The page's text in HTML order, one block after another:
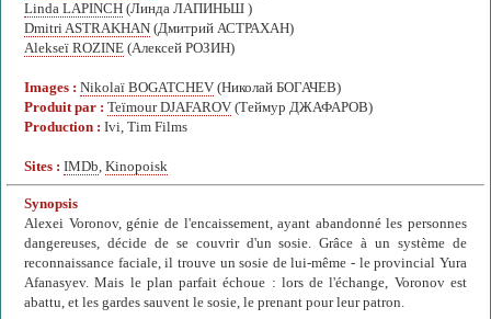
Linda LAPINCH (Линда ЛАПИНЬШ )
Dmitri ASTRAKHAN (Дмитрий АСТРАХАН)
Alekseï ROZINE (Алексей РОЗИН)
Images : Nikolaï BOGATCHEV (Николай БОГАЧЕВ)
Produit par : Teïmour DJAFAROV (Теймур ДЖАФАРОВ)
Production : Ivi, Tim Films
Sites : IMDb, Kinopoisk
Synopsis
Alexei Voronov, génie de l'encaissement, ayant abandonné les personnes
dangereuses, décide de se couvrir d'un sosie. Grâce à un système de
reconnaissance faciale, il trouve un sosie de lui-même - le provincial Yura
Afanasyev. Mais le plan parfait échoue : lors de l'échange, Voronov est
abattu, et les gardes sauvent le sosie, le prenant pour leur patron.